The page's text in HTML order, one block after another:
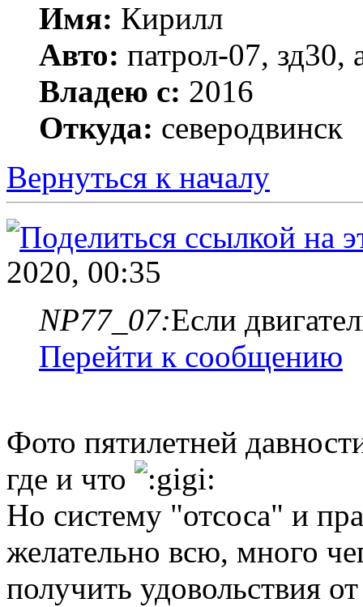
Имя: Кирилл
Авто: патрол-07, зд30,
Владею с: 2016
Откуда: северодвинск
Вернуться к началу
2020, 00:35
NP77_07:Если
Перейти к сообщению
Фото пятилетней
где и что
Но систему "отсоса" и
желательно всю, много
получить удовольствия